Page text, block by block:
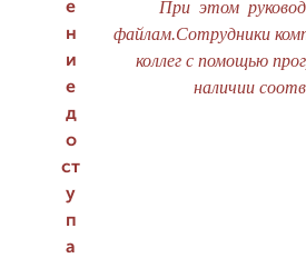
е
н
и
е
д
о
ст
у
п
а
При этом
файлам.Сотрудники
коллег с помощью
наличии